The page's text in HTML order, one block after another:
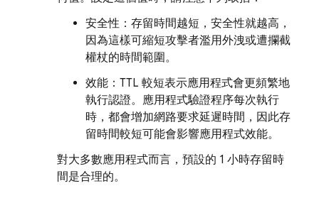
安全性：存留時間越短，安全性就越高，
因為這樣可縮短攻擊者濫用外洩或遭攔截
權杖的時間範圍。
效能：TTL 較短表示應用程式會更頻繁地
執行認證。應用程式驗證程序每次執行
時，都會增加網路要求延遲時間，因此存
留時間較短可能會影響應用程式效能。
對大多數應用程式而言，預設的 1 小時存留時
間是合理的。